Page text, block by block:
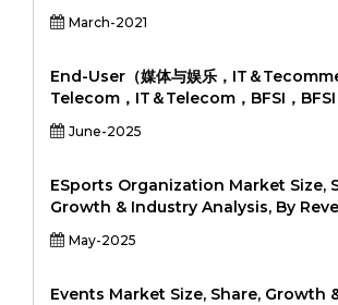
(Online, Offline (Retail, Professional
Brand Outlets)), and Regional
(Software, Services), By Device Type
Laptops, Servers, Mobile Devices,
Cloud-Based), By End-Use Industry
Telecom, BFSI, Healthcare,
Education, Others), and Regional
2024-2031
March-2021
End-User（媒体与娱乐，IT＆
Telecom，IT＆Telecom，BFSI，BFSI
政府，教育，政府，20224-2031，由组
服务）（解决方案，服务）按类型（标准
（标准CDN，视频CDN，透明CDN）按类
CDN，PEER-PER-PER CDN，透明
内容交付网络（CDN）市场规模，份额，
（CDN）市场规模，份额，增长和行业分析
June-2025
ESports Organization Market Size,
Growth & Industry Analysis, By
(Sponsorships, Media Rights,
Tournament Winnings, Content
Simulation, Fighting, RTS) By
May-2025
Events Market Size, Share, Growth